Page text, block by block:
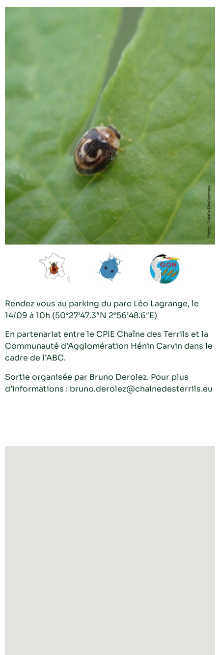
Rendez vous au parking du parc Léo Lagrange, le
14/09 à 10h (50°27’47.3″N 2°56’48.6″E)
En partenariat entre le CPIE Chaîne des Terrils et la
Communauté d’Agglomération Hénin Carvin dans le
cadre de l’ABC.
Sortie organisée par Bruno Derolez. Pour plus
d’informations : bruno.derolez@chainedesterrils.eu